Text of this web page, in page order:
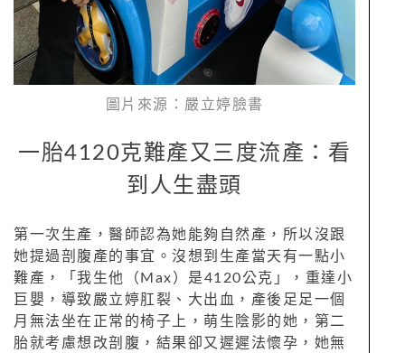
圖片來源：嚴立婷臉書
一胎4120克難產又三度流產：看
到人生盡頭
第一次生產，醫師認為她能夠自然產，所以沒跟
她提過剖腹產的事宜。沒想到生產當天有一點小
難產，「我生他（Max）是4120公克」，重達小
巨嬰，導致嚴立婷肛裂、大出血，產後足足一個
月無法坐在正常的椅子上，萌生陰影的她，第二
胎就考慮想改剖腹，結果卻又遲遲法懷孕，她無